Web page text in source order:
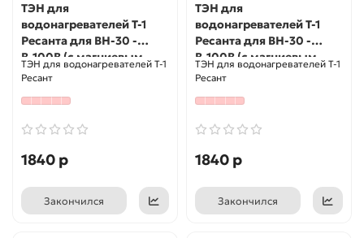
ТЭН для
водонагревателей Т-1
Ресанта для ВН-30 -
В-100В (с магниевым
анодом)
ТЭН для водонагревателей Т-1
Ресант
1840 р
Закончился
ТЭН для
водонагревателей Т-1
Ресанта для ВН-30 -
В-100В (с магниевым
анодом)
ТЭН для водонагревателей Т-1
Ресант
1840 р
Закончился